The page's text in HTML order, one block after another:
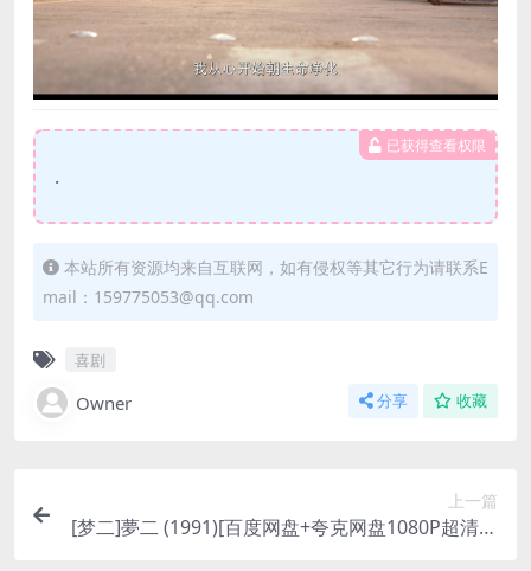
已获得查看权限
.
本站所有资源均来自互联网，如有侵权等其它行为请联系E
mail：159775053@qq.com
喜剧
Owner 分享 收藏
上一篇
[梦二]夢二 (1991)[百度网盘+夸克网盘1080P超清未